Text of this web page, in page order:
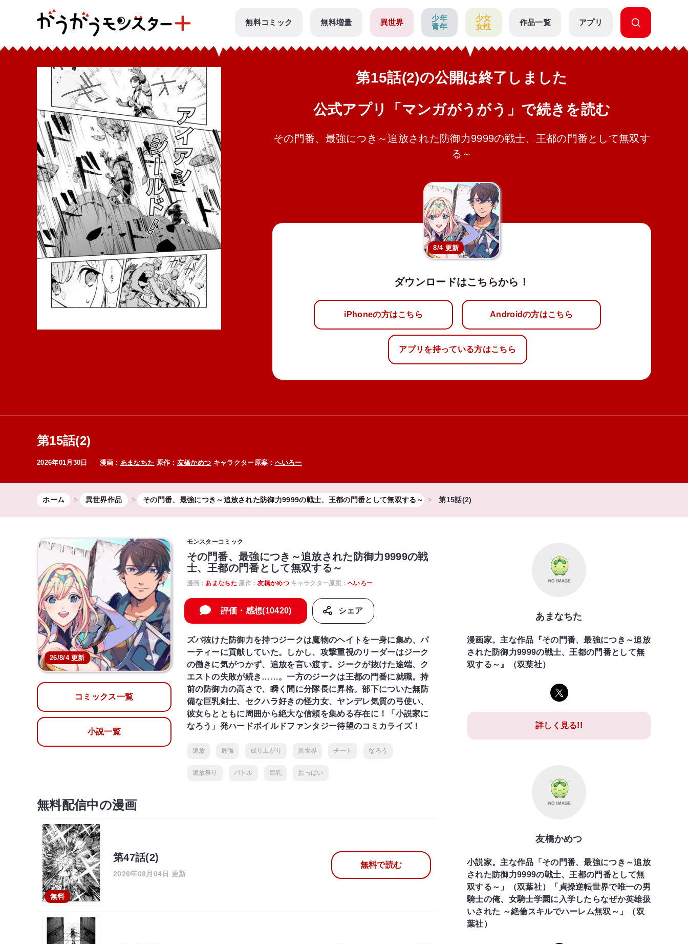
無料コミック 無料増量 異世界
少年
青年
少女
女性
作品一覧 アプリ
第15話(2)の公開は終了しました
公式アプリ「マンガがうがう」で続きを読む
その門番、最強につき～追放された防御力9999の戦士、王都の門番として無双す
る～
8/4 更新
ダウンロードはこちらから！
iPhoneの方はこちら Androidの方はこちら
アプリを持っている方はこちら
第15話(2)
2026年01月30日 漫画： あまなちた 原作： 友橋かめつ キャラクター原案： へいろー
ホーム 異世界作品 その門番、最強につき～追放された防御力9999の戦士、王都の門番として無双する～ 第15話(2)
26/8/4 更新
コミックス一覧
小説一覧
モンスターコミック
その門番、最強につき～追放された防御力9999の戦
士、王都の門番として無双する～
漫画： あまなちた 原作：友橋かめつキャラクター原案：へいろー
評価・感想(10420) シェア
ズバ抜けた防御力を持つジークは魔物のヘイトを一身に集め、パ
ーティーに貢献していた。しかし、攻撃重視のリーダーはジーク
の働きに気がつかず、追放を言い渡す。ジークが抜けた途端、ク
エストの失敗が続き……。一方のジークは王都の門番に就職。持
前の防御力の高さで、瞬く間に分隊長に昇格。部下についた無防
備な巨乳剣士、セクハラ好きの怪力女、ヤンデレ気質の弓使い、
彼女らとともに周囲から絶大な信頼を集める存在に！「小説家に
なろう」発ハードボイルドファンタジー待望のコミカライズ！
追放 最強 成り上がり 異世界 チート なろう
追放祭り バトル 巨乳 おっぱい
無料配信中の漫画
無料
第47話(2)
2026年08月04日 更新
無料で読む
あまなちた
漫画家。主な作品『その門番、最強につき～追放
された防御力9999の戦士、王都の門番として無
双する～』（双葉社）
詳しく見る!!
友橋かめつ
小説家。主な作品「その門番、最強につき～追放
された防御力9999の戦士、王都の門番として無
双する～」（双葉社）「貞操逆転世界で唯一の男
騎士の俺、女騎士学園に入学したらなぜか英雄扱
いされた ～絶倫スキルでハーレム無双～」（双
葉社）